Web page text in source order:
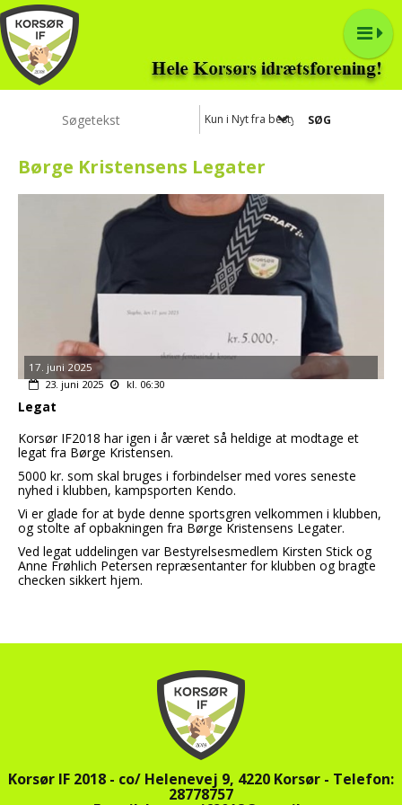
Kun i Nyt fra bestyrelsen
Børge Kristensens Legater
17. juni 2025
23. juni 2025
kl. 06:30
Legat
Korsør IF2018 har igen i år været så heldige at modtage et
legat fra Børge Kristensen.
5000 kr. som skal bruges i forbindelser med vores seneste
nyhed i klubben, kampsporten Kendo.
Vi er glade for at byde denne sportsgren velkommen i klubben,
og stolte af opbakningen fra Børge Kristensens Legater.
Ved legat uddelingen var Bestyrelsesmedlem Kirsten Stick og
Anne Frøhlich Petersen repræsentanter for klubben og bragte
checken sikkert hjem.
Korsør IF 2018 - co/ Helenevej 9, 4220 Korsør - Telefon:
28778757